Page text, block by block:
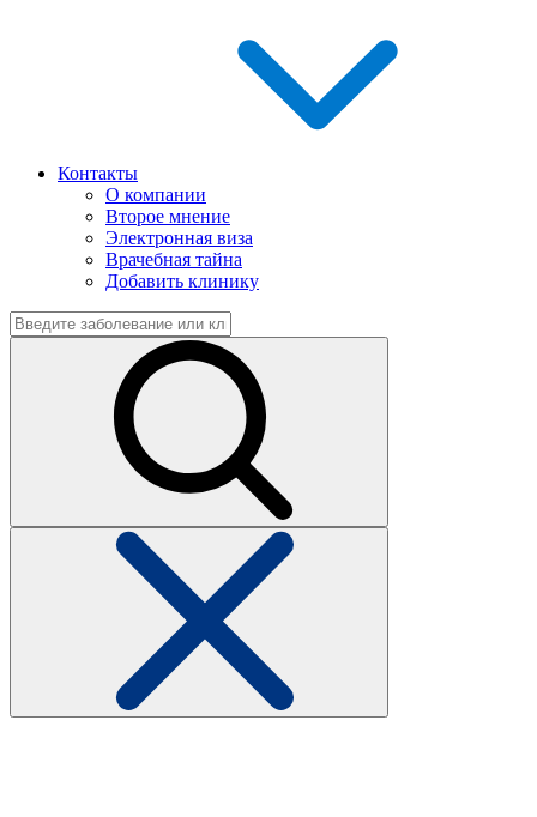
Контакты
О компании
Второе мнение
Электронная виза
Врачебная тайна
Добавить клинику